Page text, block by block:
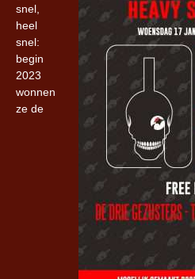
snel,
heel
snel:
begin
2023
wonnen
ze de